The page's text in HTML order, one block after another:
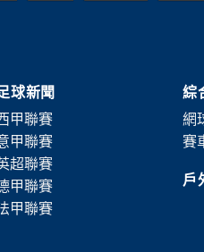
球新聞
甲聯賽
甲聯賽
超聯賽
甲聯賽
甲聯賽
綜
網
賽
戶